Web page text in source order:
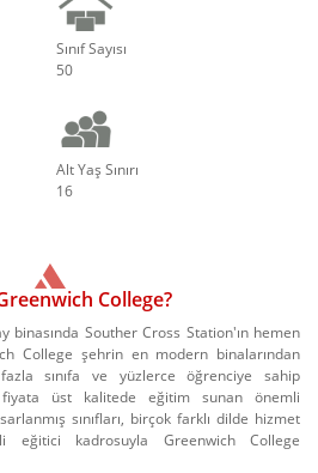
Sınıf Sayısı
50
Alt Yaş Sınırı
16
College?
binasında Souther Cross Station'ın hemen
College şehrin en modern binalarından
sınıfa ve yüzlerce öğrenciye sahip
üst kalitede eğitim sunan önemli
sınıfları, birçok farklı dilde hizmet
eğitici kadrosuyla Greenwich College